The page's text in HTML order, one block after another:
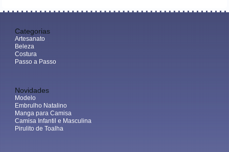
Categorias
Artesanato
Beleza
Costura
Passo a Passo
Novidades
Modelo
Embrulho Natalino
Manga para Camisa
Camisa Infantil e Masculina
Pirulito de Toalha